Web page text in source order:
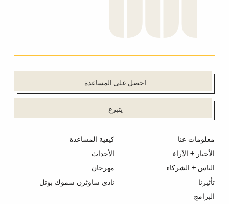
احصل على المساعدة
يتبرع
معلومات عنا
الأخبار + الآراء
الناس + الشركاء
تأثيرنا
البرامج
كيفية المساعدة
الأحداث
مهرجان
نادي ساوثرن سموك بوتل